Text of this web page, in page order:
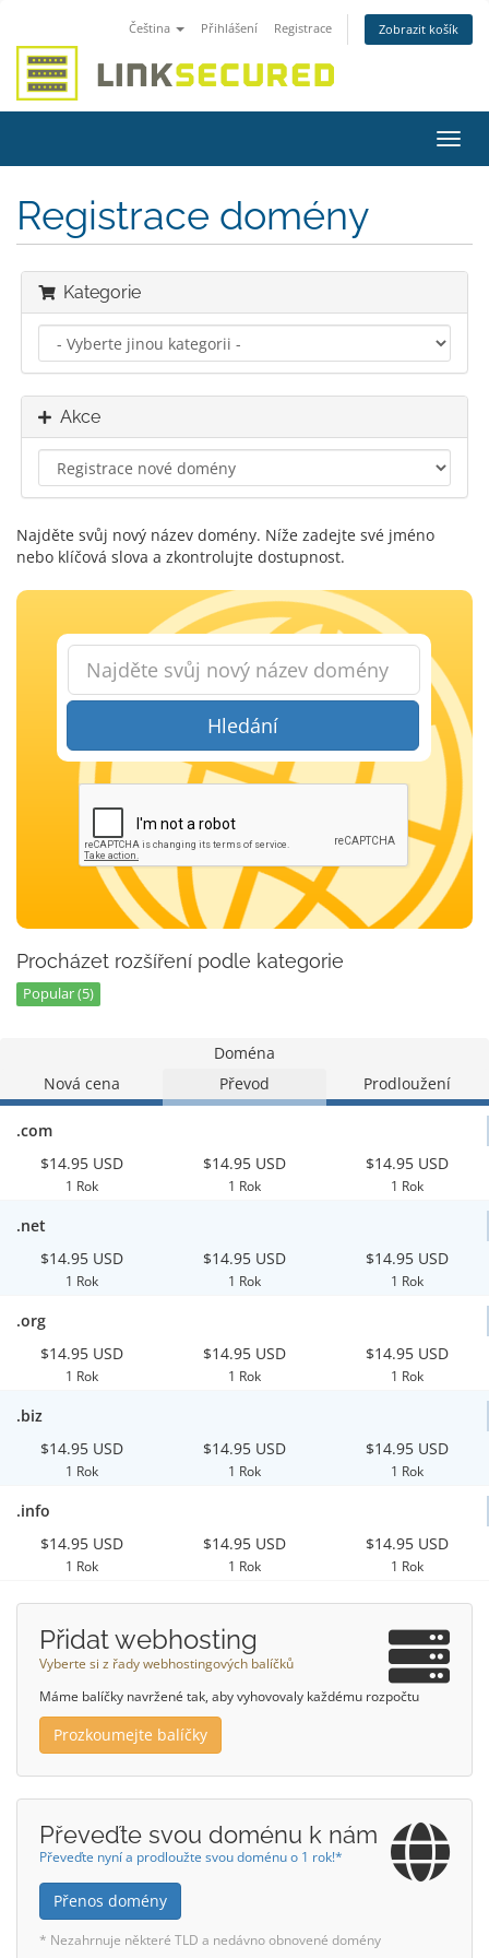
Čeština Přihlášení Registrace Zobrazit košík
Registrace domény
Kategorie
Akce
Najděte svůj nový název domény. Níže zadejte své jméno
nebo klíčová slova a zkontrolujte dostupnost.
Hledání
Procházet rozšíření podle kategorie
Popular (5)
Doména
Nová cena
Převod Prodloužení
.com
$14.95 USD
1 Rok
$14.95 USD
1 Rok
$14.95 USD
1 Rok
.net
$14.95 USD
1 Rok
$14.95 USD
1 Rok
$14.95 USD
1 Rok
.org
$14.95 USD
1 Rok
$14.95 USD
1 Rok
$14.95 USD
1 Rok
.biz
$14.95 USD
1 Rok
$14.95 USD
1 Rok
$14.95 USD
1 Rok
.info
$14.95 USD
1 Rok
$14.95 USD
1 Rok
$14.95 USD
1 Rok
Přidat webhosting
Vyberte si z řady webhostingových balíčků
Máme balíčky navržené tak, aby vyhovovaly každému rozpočtu
Prozkoumejte balíčky
Převeďte svou doménu k nám
Převeďte nyní a prodloužte svou doménu o 1 rok!*
Přenos domény
* Nezahrnuje některé TLD a nedávno obnovené domény